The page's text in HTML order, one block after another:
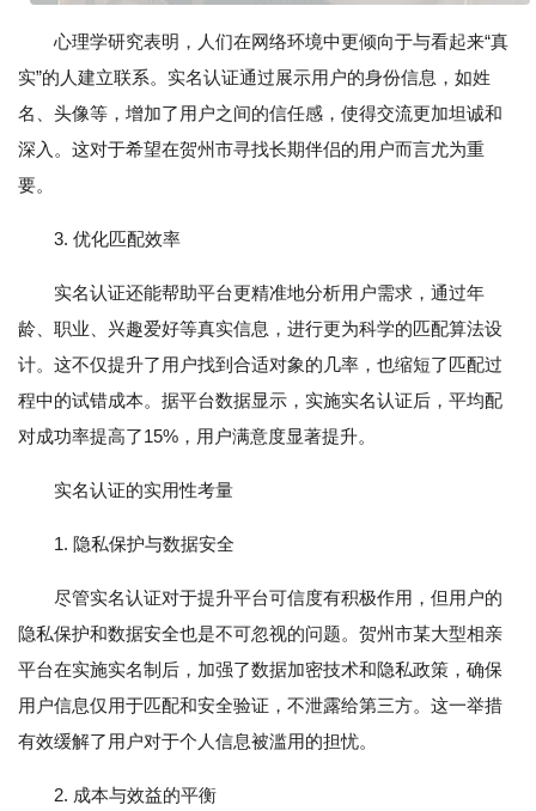
心理学研究表明，人们在网络环境中更倾向于与看起来“真
实”的人建立联系。实名认证通过展示用户的身份信息，如姓
名、头像等，增加了用户之间的信任感，使得交流更加坦诚和
深入。这对于希望在贺州市寻找长期伴侣的用户而言尤为重
要。
3. 优化匹配效率
实名认证还能帮助平台更精准地分析用户需求，通过年
龄、职业、兴趣爱好等真实信息，进行更为科学的匹配算法设
计。这不仅提升了用户找到合适对象的几率，也缩短了匹配过
程中的试错成本。据平台数据显示，实施实名认证后，平均配
对成功率提高了15%，用户满意度显著提升。
实名认证的实用性考量
1. 隐私保护与数据安全
尽管实名认证对于提升平台可信度有积极作用，但用户的
隐私保护和数据安全也是不可忽视的问题。贺州市某大型相亲
平台在实施实名制后，加强了数据加密技术和隐私政策，确保
用户信息仅用于匹配和安全验证，不泄露给第三方。这一举措
有效缓解了用户对于个人信息被滥用的担忧。
2. 成本与效益的平衡